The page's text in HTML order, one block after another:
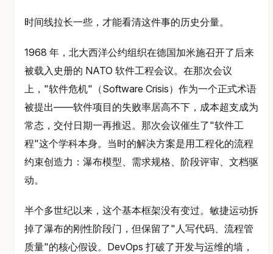
时间线拉长一些，才能看清这件事的历史分量。
1968 年，北大西洋公约组织在德国加米施召开了后来
被载入史册的 NATO 软件工程会议。在那次会议
上，"软件危机"（Software Crisis）作为一个正式术语
被提出——软件项目的失败率居高不下，成本超支成为
常态，交付日期一再推迟。那次会议催生了"软件工
程"这个学科本身。当时的解决方案是用工程化的流程
约束创造力：瀑布模型、需求规格、阶段评审、文档驱
动。
半个多世纪以来，这个基本框架没有变过。敏捷运动拆
掉了瀑布的刚性阶段门，但保留了"人写代码、流程管
质量"的核心假设。DevOps 打破了开发与运维的墙，